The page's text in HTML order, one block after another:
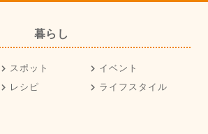
暮らし
スポット
イベント
レシピ
ライフスタイル